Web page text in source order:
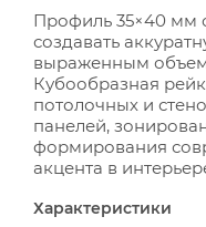
Профиль 35×40 мм
создавать
выраженным
Кубообразная
потолочных и
панелей,
формирования
акцента в
Характеристики